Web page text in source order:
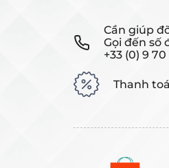
Cần giúp
Gọi đến số
+33 (0) 9 70
Thanh